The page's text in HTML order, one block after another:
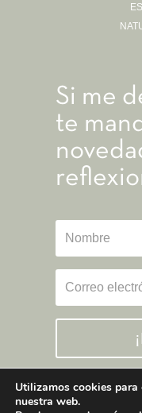
Si me
te
Utilizamos cookies para
nuestra web.